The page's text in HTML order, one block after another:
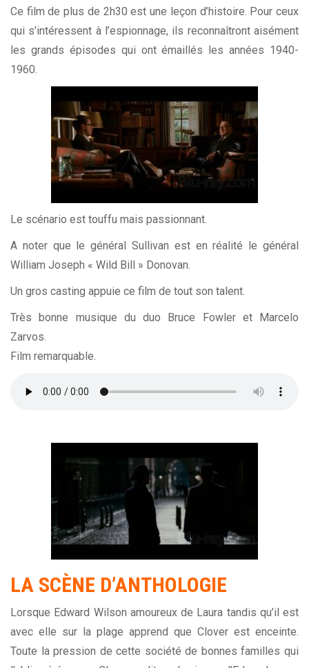
Ce film de plus de 2h30 est une leçon d’histoire. Pour ceux
qui s’intéressent à l’espionnage, ils reconnaîtront aisément
les grands épisodes qui ont émaillés les années 1940-
1960.
Le scénario est touffu mais passionnant.
A noter que le général Sullivan est en réalité le général
William Joseph « Wild Bill » Donovan.
Un gros casting appuie ce film de tout son talent.
Très bonne musique du duo Bruce Fowler et Marcelo
Zarvos.
Film remarquable.
LA SCÈNE D’ANTHOLOGIE
Lorsque Edward Wilson amoureux de Laura tandis qu’il est
avec elle sur la plage apprend que Clover est enceinte.
Toute la pression de cette société de bonnes familles qui